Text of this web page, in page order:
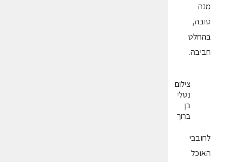
מנה
טובה,
בהחלט
חביבה.
צילום
נטלי
בן
ברוך
לחובבי
האוכל